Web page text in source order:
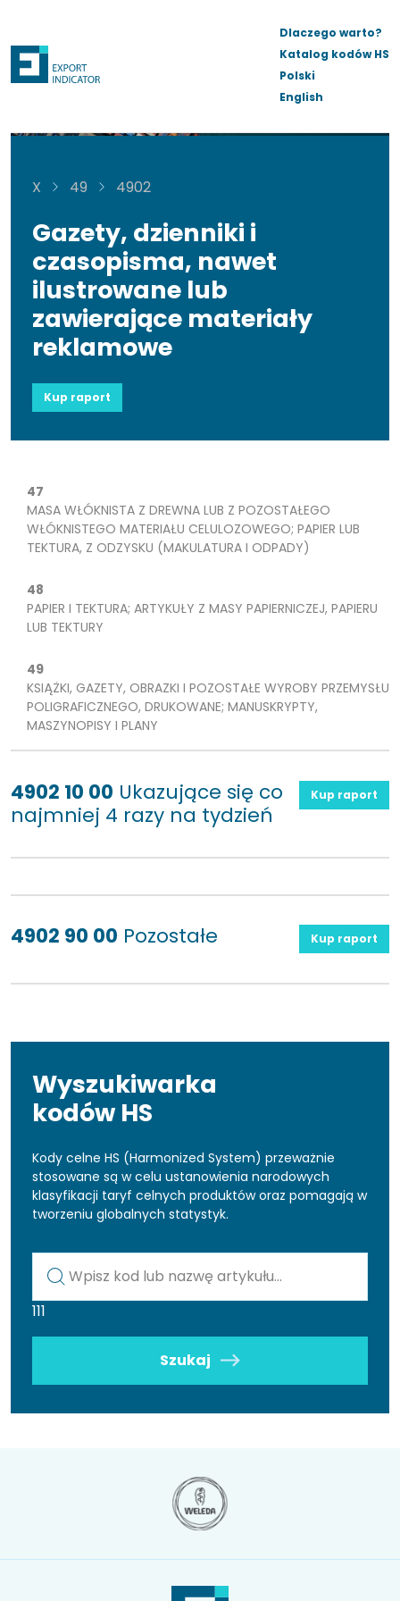
Dlaczego warto?
Katalog kodów HS
Polski
English
X 49 4902
Gazety, dzienniki i
czasopisma, nawet
ilustrowane lub
zawierające materiały
reklamowe
Kup raport
47
MASA WŁÓKNISTA Z DREWNA LUB Z POZOSTAŁEGO
WŁÓKNISTEGO MATERIAŁU CELULOZOWEGO; PAPIER LUB
TEKTURA, Z ODZYSKU (MAKULATURA I ODPADY)
48
PAPIER I TEKTURA; ARTYKUŁY Z MASY PAPIERNICZEJ, PAPIERU
LUB TEKTURY
49
KSIĄŻKI, GAZETY, OBRAZKI I POZOSTAŁE WYROBY PRZEMYSŁU
POLIGRAFICZNEGO, DRUKOWANE; MANUSKRYPTY,
MASZYNOPISY I PLANY
4902 10 00 Ukazujące się co
najmniej 4 razy na tydzień
Kup raport
4902 90 00 Pozostałe Kup raport
Wyszukiwarka
kodów HS
Kody celne HS (Harmonized System) przeważnie
stosowane są w celu ustanowienia narodowych
klasyfikacji taryf celnych produktów oraz pomagają w
tworzeniu globalnych statystyk.
111
Szukaj